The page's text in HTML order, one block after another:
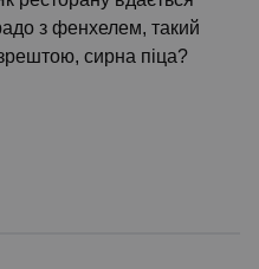
з фенхелем, такий
сирна піца?